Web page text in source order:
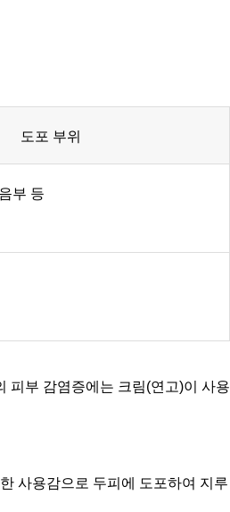
도포 부위
부 등
피부 감염증에는 크림(연고)이 사용
사용감으로 두피에 도포하여 지루